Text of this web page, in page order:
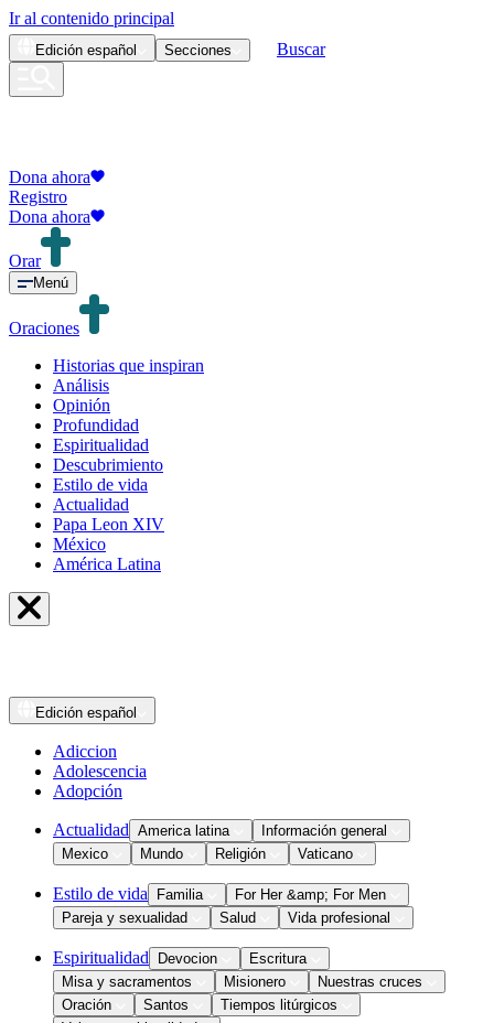
Ir al contenido principal
Edición español Secciones Buscar
Dona ahora
Registro
Dona ahora
Orar
Menú
Oraciones
Historias que inspiran
Análisis
Opinión
Profundidad
Espiritualidad
Descubrimiento
Estilo de vida
Actualidad
Papa Leon XIV
México
América Latina
Edición español
Adiccion
Adolescencia
Adopción
Actualidad America latina
Información general
Mexico
Mundo Religión Vaticano
Estilo de vida Familia
For Her &amp; For Men
Pareja y sexualidad
Salud Vida profesional
Espiritualidad Devocion
Escritura
Misa y sacramentos
Misionero
Nuestras cruces
Oración
Santos
Tiempos litúrgicos